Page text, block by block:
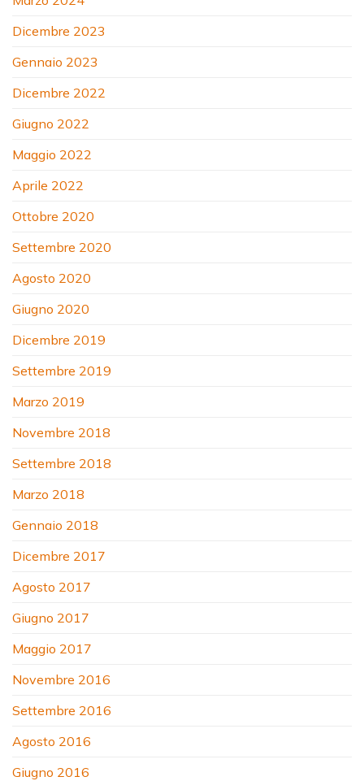
Dicembre 2023
Gennaio 2023
Dicembre 2022
Giugno 2022
Maggio 2022
Aprile 2022
Ottobre 2020
Settembre 2020
Agosto 2020
Giugno 2020
Dicembre 2019
Settembre 2019
Marzo 2019
Novembre 2018
Settembre 2018
Marzo 2018
Gennaio 2018
Dicembre 2017
Agosto 2017
Giugno 2017
Maggio 2017
Novembre 2016
Settembre 2016
Agosto 2016
Giugno 2016